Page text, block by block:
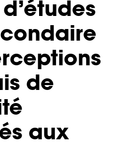
de
aux